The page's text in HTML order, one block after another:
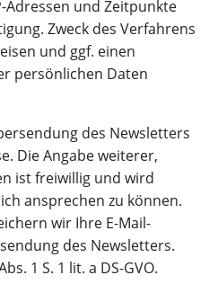
Adressen und Zeitpunkte
Zweck des Verfahrens
und ggf. einen
persönlichen Daten
des Newsletters
Die Angabe weiterer,
ist freiwillig und wird
ansprechen zu können.
wir Ihre E-Mail-
des Newsletters.
1 S. 1 lit. a DS-GVO.